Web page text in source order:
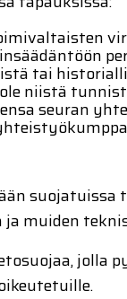
tai
niistä
seuran
muiden